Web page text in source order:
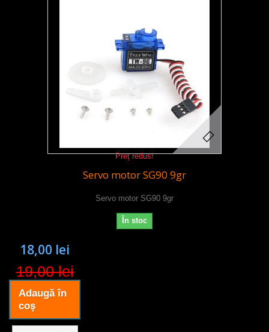
Preț redus!
Servo motor SG90 9gr
Servo motor SG90 9gr
În stoc
18,00 lei
19,00 lei
Adaugă în
coş